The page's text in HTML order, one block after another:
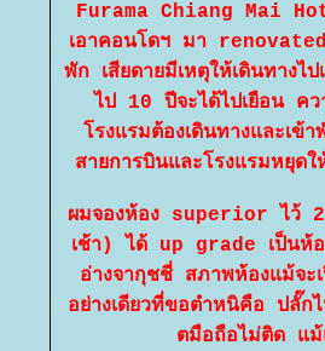
Furama Chiang Mai
เอาคอนโดฯ มา
พัก เสียดายมีเหตุให้เดินทางไ
ไป 10 ปีจะได้ไปเยือน ค
รงแรมต้องเดินทางและเข้
สายการบินและโรงแรมหยุ
ผมจองห้อง superior ไว้
เช้า) ได้ up grade เป็นห้
อ่างจากุชชี่ สภาพห้องแม้จ
อย่างเดียวที่ขอตำหนิคือ ปลั๊ก
ตมือถือไม่ติด แ